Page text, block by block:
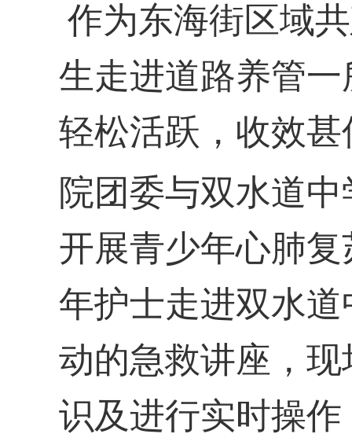
作为东海街区域
生走进道路养管
轻松活跃，收效
院团委与双水道
开展青少年心肺
年护士走进双水
动的急救讲座，
识及进行实时操